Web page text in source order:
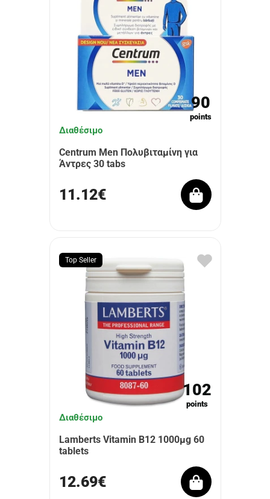
90
points
Διαθέσιμο
Centrum Men Πολυβιταμίνη για
Άντρες 30 tabs
11.12€
Top Seller
102
points
Διαθέσιμο
Lamberts Vitamin B12 1000μg 60
tablets
12.69€